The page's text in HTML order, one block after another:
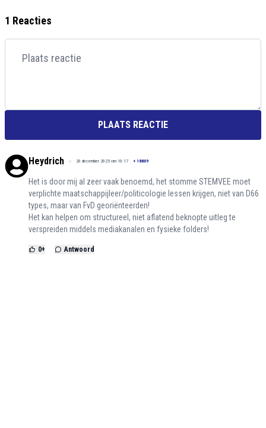
1 Reacties
PLAATS REACTIE
Heydrich 20 december 2025 om 10:17 + 18809
Het is door mij al zeer vaak benoemd, het stomme STEMVEE moet
verplichte maatschappijleer/politicologie lessen krijgen, niet van D66
types, maar van FvD georiënteerden!
Het kan helpen om structureel, niet aflatend beknopte uitleg te
verspreiden middels mediakanalen en fysieke folders!
0+ Antwoord